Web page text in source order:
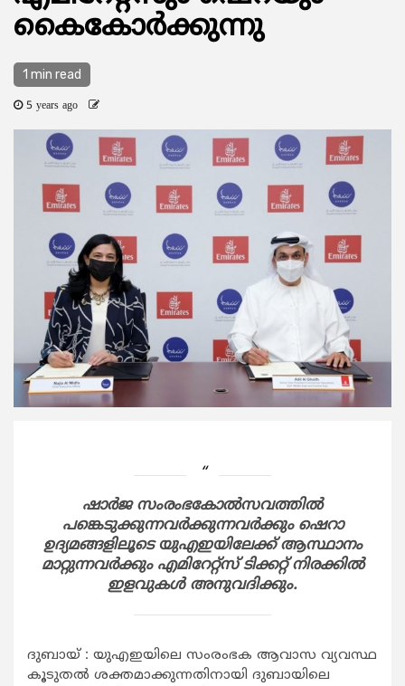
കൈകോര്‍ക്കുന്നു
1 min read
5 years ago
ഷാര്‍ജ സംരംഭകോല്‍സവത്തില്‍
പങ്കെടുക്കുന്നവര്‍ക്കുന്നവര്‍ക്കും ഷെറാ
ഉദ്യമങ്ങളിലൂടെ യുഎഇയിലേക്ക് ആസ്ഥാനം
മാറ്റുന്നവര്‍ക്കും എമിറേറ്റ്‌സ് ടിക്കറ്റ് നിരക്കില്‍
ഇളവുകള്‍ അനുവദിക്കും.
ദുബായ് : യുഎഇയിലെ സംരംഭക ആവാസ വ്യവസ്ഥ
കൂടുതല്‍ ശക്തമാക്കുന്നതിനായി ദുബായിലെ